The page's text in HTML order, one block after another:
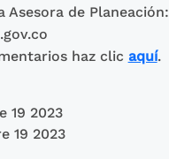
de Planeación:
haz clic aquí.
19 2023
19 2023